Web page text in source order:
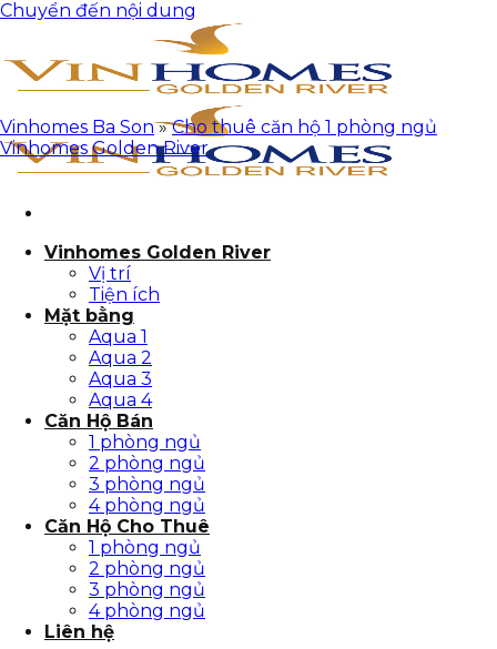
Chuyển đến nội dung
Vinhomes Golden River
Vị trí
Tiện ích
Mặt bằng
Aqua 1
Aqua 2
Aqua 3
Aqua 4
Căn Hộ Bán
1 phòng ngủ
2 phòng ngủ
3 phòng ngủ
4 phòng ngủ
Căn Hộ Cho Thuê
1 phòng ngủ
2 phòng ngủ
3 phòng ngủ
4 phòng ngủ
Liên hệ
Vinhomes Ba Son»Cho thuê căn hộ 1 phòng ngủ
Vinhomes Golden River